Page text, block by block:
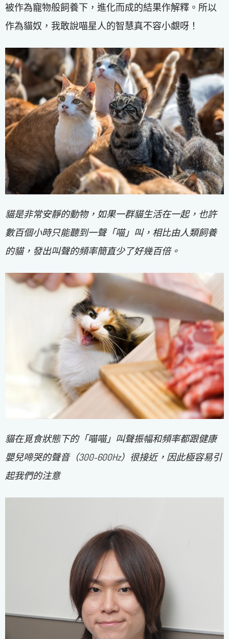
被作為寵物般飼養下，進化而成的結果作解釋。所以
作為貓奴，我敢說喵星人的智慧真不容小覷呀！
貓是非常安靜的動物，如果一群貓生活在一起，也許
數百個小時只能聽到一聲「喵」叫，相比由人類飼養
的貓，發出叫聲的頻率簡直少了好幾百倍。
貓在覓食狀態下的「喵喵」叫聲振幅和頻率都跟健康
嬰兒啼哭的聲音（300-600Hz）很接近，因此極容易引
起我們的注意